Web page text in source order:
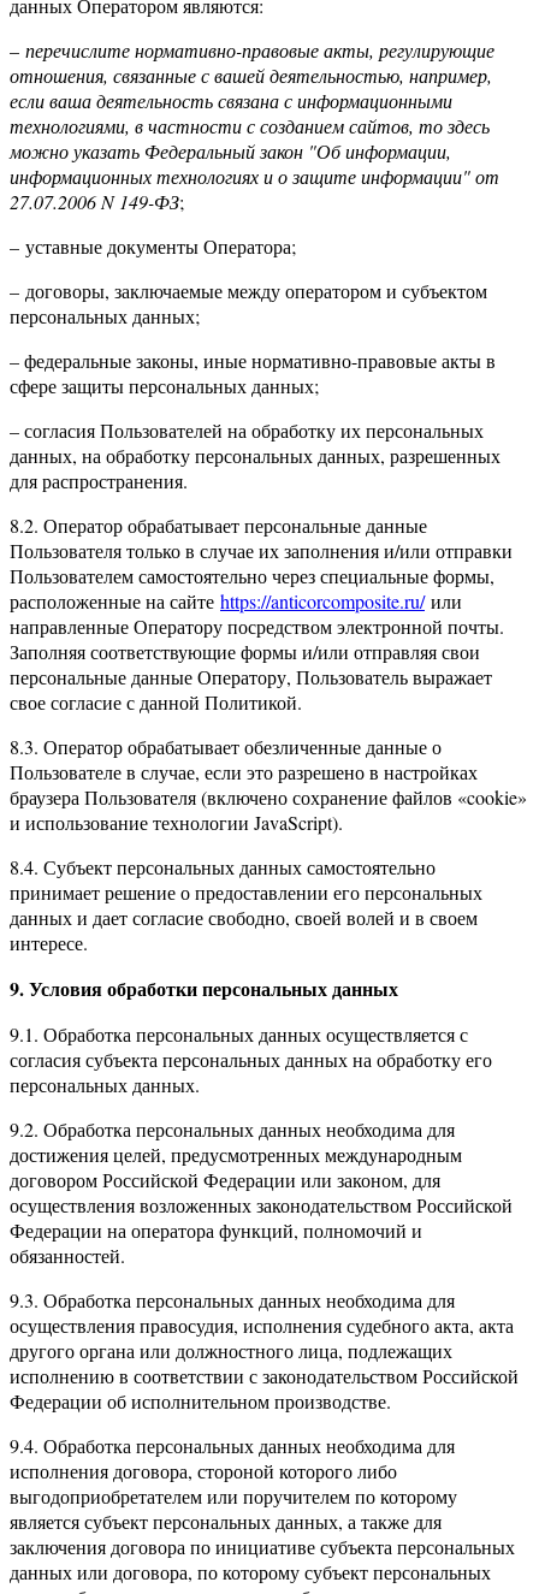
данных Оператором являются:
– перечислите нормативно-правовые акты, регулирующие
отношения, связанные с вашей деятельностью, например,
если ваша деятельность связана с информационными
технологиями, в частности с созданием сайтов, то здесь
можно указать Федеральный закон "Об информации,
информационных технологиях и о защите информации" от
27.07.2006 N 149-ФЗ;
– уставные документы Оператора;
– договоры, заключаемые между оператором и субъектом
персональных данных;
– федеральные законы, иные нормативно-правовые акты в
сфере защиты персональных данных;
– согласия Пользователей на обработку их персональных
данных, на обработку персональных данных, разрешенных
для распространения.
8.2. Оператор обрабатывает персональные данные
Пользователя только в случае их заполнения и/или отправки
Пользователем самостоятельно через специальные формы,
расположенные на сайте https://anticorcomposite.ru/или
направленные Оператору посредством электронной почты.
Заполняя соответствующие формы и/или отправляя свои
персональные данные Оператору, Пользователь выражает
свое согласие с данной Политикой.
8.3. Оператор обрабатывает обезличенные данные о
Пользователе в случае, если это разрешено в настройках
браузера Пользователя (включено сохранение файлов «cookie»
и использование технологии JavaScript).
8.4. Субъект персональных данных самостоятельно
принимает решение о предоставлении его персональных
данных и дает согласие свободно, своей волей и в своем
интересе.
9. Условия обработки персональных данных
9.1. Обработка персональных данных осуществляется с
согласия субъекта персональных данных на обработку его
персональных данных.
9.2. Обработка персональных данных необходима для
достижения целей, предусмотренных международным
договором Российской Федерации или законом, для
осуществления возложенных законодательством Российской
Федерации на оператора функций, полномочий и
обязанностей.
9.3. Обработка персональных данных необходима для
осуществления правосудия, исполнения судебного акта, акта
другого органа или должностного лица, подлежащих
исполнению в соответствии с законодательством Российской
Федерации об исполнительном производстве.
9.4. Обработка персональных данных необходима для
исполнения договора, стороной которого либо
выгодоприобретателем или поручителем по которому
является субъект персональных данных, а также для
заключения договора по инициативе субъекта персональных
данных или договора, по которому субъект персональных